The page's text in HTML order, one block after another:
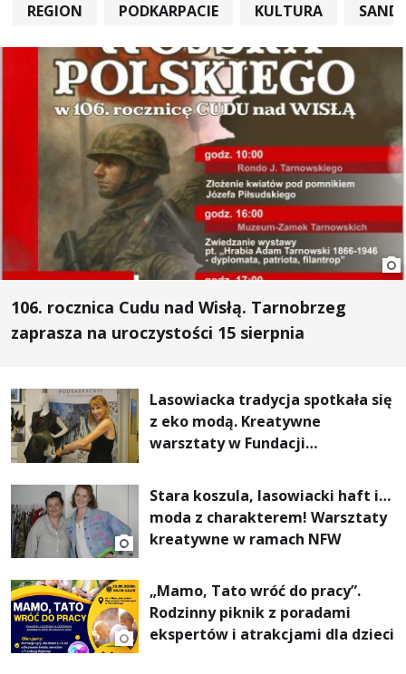
REGION PODKARPACIE KULTURA
106. rocznica Cudu nad Wisłą. Tarnobrzeg
zaprasza na uroczystości 15 sierpnia
Lasowiacka tradycja spotkała się
z eko modą. Kreatywne
warsztaty w Fundacji
Stara koszula, lasowiacki haft i…
moda z charakterem! Warsztaty
kreatywne w ramach NFW
„Mamo, Tato wróć do pracy”.
Rodzinny piknik z poradami
ekspertów i atrakcjami dla dzieci